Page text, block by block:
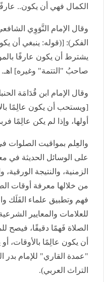
الكمال فهي أن يكون..
الفكر): [(قوله: ينبغي أن
يشترط أن يكون عارفًا
صاحبُ "التتمة" وغيره] اهـ.
[ويستحب أن يكون عالِمًا
أولها، وإذا لم يكن عالِمًا
والعِلم بمواقيت الصلوات
على الوسائل الحديثة في
الزمنية، والنتيجة
من خلالها معرفة أوقات
فهم وتطبيق علماء الفَلَك
للعلامات والمعايير
الصلاة فَهمًا دقيقًا، فيصح
أن يكون عالِمًا بالأوقات،
التراث العربي).